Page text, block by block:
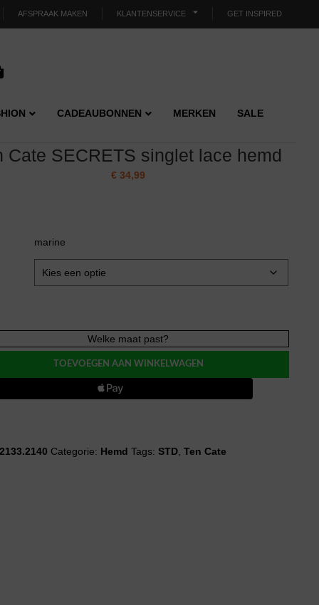
AFSPRAAK MAKEN KLANTENSERVICE GET INSPIRED
CADEAUBONNEN MERKEN SALE
Cate SECRETS singlet lace hemd
€ 34,99
marine
Welke maat past?
TOEVOEGEN AAN WINKELWAGEN
Categorie: Hemd Tags:STD ,Ten Cate